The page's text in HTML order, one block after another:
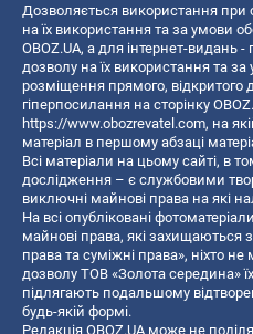
Дозволяється використання при
на їх використання та за умови
OBOZ.UA, а для інтернет-видань
дозволу на їх використання та
розміщення прямого, відкритого
гіперпосилання на сторінку
https://www.obozrevatel.com, на
матеріал в першому абзаці
Всі матеріали на цьому сайті, в
дослідження – є службовими
виключні майнові права на які
На всі опубліковані
майнові права, які захищаються
права та суміжні права», ніхто
дозволу ТОВ «Золота середина»
підлягають подальшому
будь-якій формі.
Редакція OBOZ.UA може не